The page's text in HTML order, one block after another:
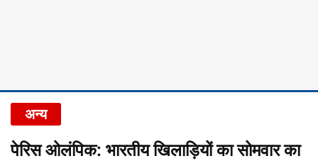
अन्य
पेरिस ओलंपिक: भारतीय खिलाड़ियों का सोमवार का